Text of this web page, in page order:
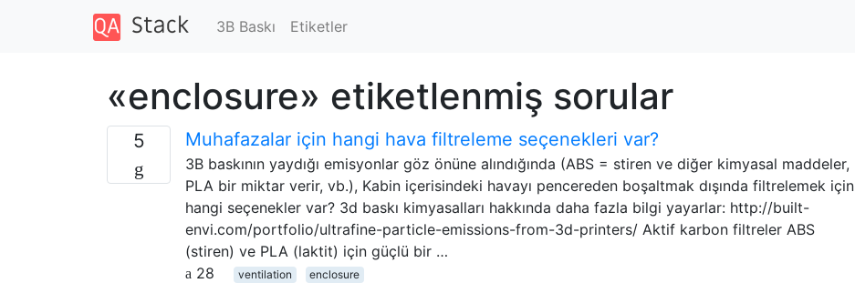
3B Baskı Etiketler
«enclosure» etiketlenmiş sorular
5 Muhafazalar için hangi hava filtreleme seçenekleri var?
3B baskının yaydığı emisyonlar göz önüne alındığında (ABS = stiren ve diğer kimyasal maddeler,
PLA bir miktar verir, vb.), Kabin içerisindeki havayı pencereden boşaltmak dışında filtrelemek için
hangi seçenekler var? 3d baskı kimyasalları hakkında daha fazla bilgi yayarlar: http://built-
envi.com/portfolio/ultrafine-particle-emissions-from-3d-printers/ Aktif karbon filtreler ABS
(stiren) ve PLA (laktit) için güçlü bir …
28
ventilation enclosure